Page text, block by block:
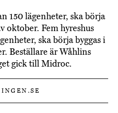
150 lägenheter, ska börja
oktober. Fem hyreshus
ska börja byggas i
Beställare är Wåhlins
gick till Midroc.